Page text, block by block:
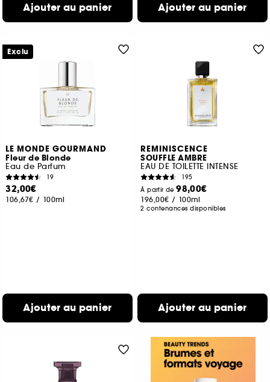
Ajouter au panier Ajouter au panier
LE MONDE GOURMAND
Fleur de Blonde
Eau de Parfum
19
32,00€
106,67€ / 100ml
Ajouter au panier
Exclu
REMINISCENCE
SOUFFLE AMBRE
EAU DE TOILETTE INTENSE
195
À partir de98,00€
196,00€ / 100ml
2 contenances disponibles
Ajouter au panier